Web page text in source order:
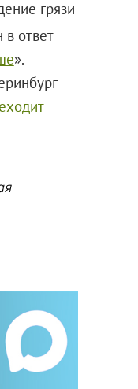
грязи
ответ
».